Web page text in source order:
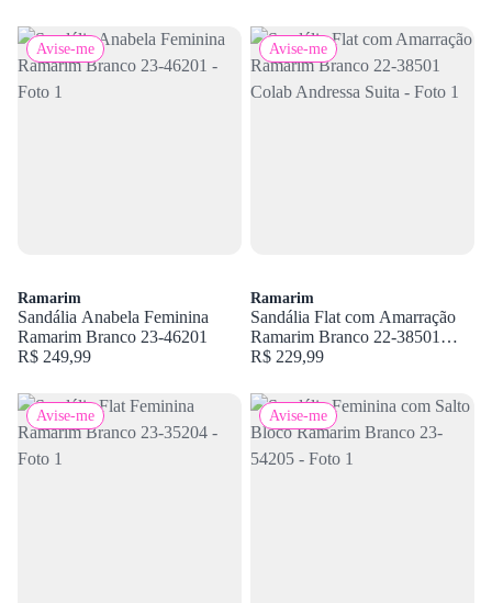
Avise-me
Ramarim
Sandália Anabela Feminina
Ramarim Branco 23-46201
R$ 249,99
Avise-me
Ramarim
Sandália Flat com Amarração
Ramarim Branco 22-38501
Colab Andressa Suita
R$ 229,99
Avise-me Avise-me